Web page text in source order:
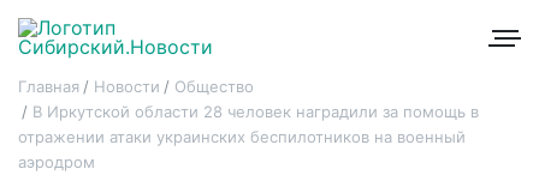
Главная Новости
Общество
В Иркутской области 28 человек наградили за помощь в
отражении атаки украинских беспилотников на военный
аэродром